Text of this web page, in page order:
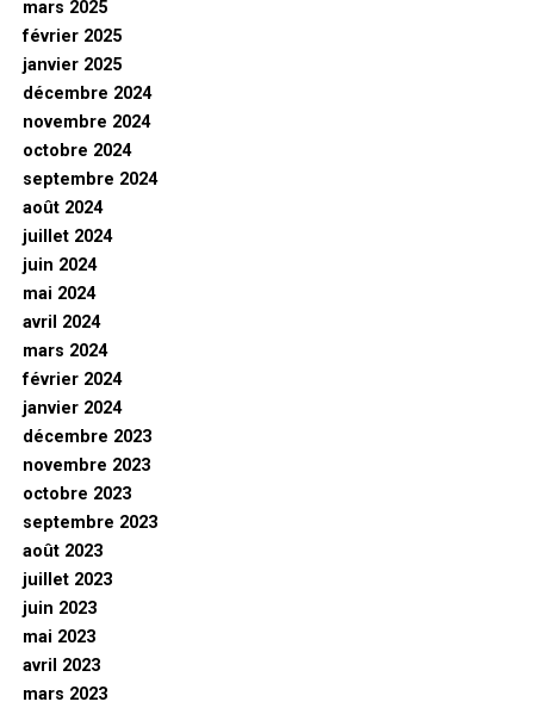
mars 2025
février 2025
janvier 2025
décembre 2024
novembre 2024
octobre 2024
septembre 2024
août 2024
juillet 2024
juin 2024
mai 2024
avril 2024
mars 2024
février 2024
janvier 2024
décembre 2023
novembre 2023
octobre 2023
septembre 2023
août 2023
juillet 2023
juin 2023
mai 2023
avril 2023
mars 2023